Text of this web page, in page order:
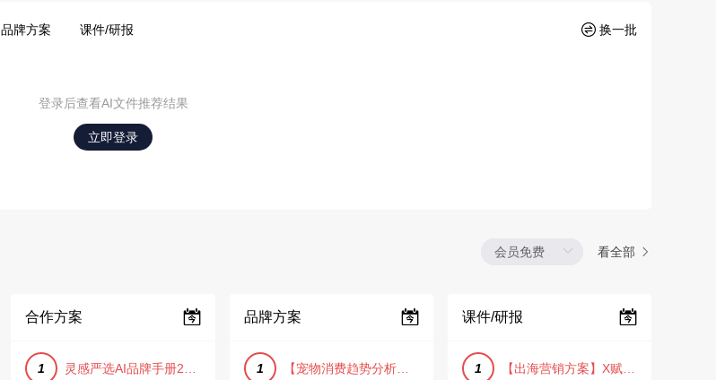
品牌方案 课件/研报 换一批
登录后查看AI文件推荐结果
立即登录
看全部
合作方案
1 灵感严选AI品牌手册2025_9.0（下载原件更清晰）
品牌方案
1 【宠物消费趋势分析方案】2025年宠物市场消费报告（创意风/橙色风/数据驱动）
课件/研报
1 【出海营销方案】X赋能全球决策链成就中国科技品牌2025年营销方案（PDF格式）